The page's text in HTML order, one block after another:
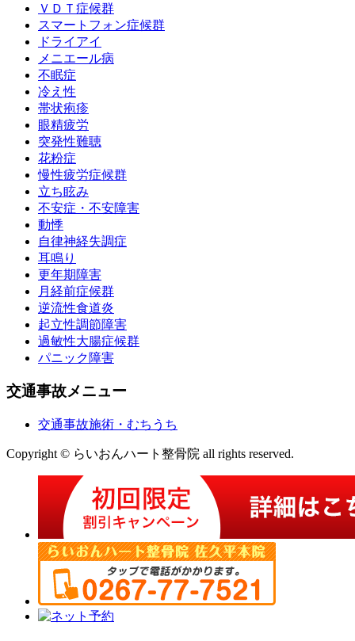
ＶＤＴ症候群
スマートフォン症候群
ドライアイ
メニエール病
不眠症
冷え性
帯状疱疹
眼精疲労
突発性難聴
花粉症
慢性疲労症候群
立ち眩み
不安症・不安障害
動悸
自律神経失調症
耳鳴り
更年期障害
月経前症候群
逆流性食道炎
起立性調節障害
過敏性大腸症候群
パニック障害
交通事故メニュー
交通事故施術・むちうち
Copyright © らいおんハート整骨院 all rights reserved.